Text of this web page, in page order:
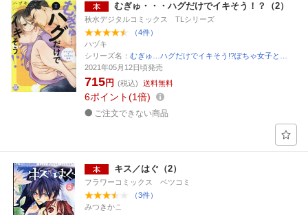
むぎゅ・・・ハグだけでイキそう！？（2）
秋水デジタルコミックス TLシリーズ
（4件）
ハヅキ
シリーズ名： むぎゅ…ハグだけでイキそう!?ぽちゃ女子と…
2021年05月12日頃発売
715円 (税込) 送料無料
6ポイント 1倍
ご注文できない商品
キス／はぐ（2）
フラワーコミックス ベツコミ
（3件）
みつきかこ